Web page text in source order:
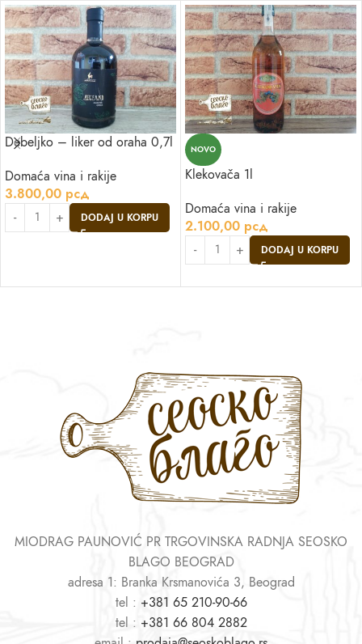
Debeljko – liker od oraha 0,7l
Domaća vina i rakije
3.800,00 рсд
DODAJ U KORPU
NOVO
Klekovača 1l
Domaća vina i rakije
2.100,00 рсд
DODAJ U KORPU
MIODRAG PAUNOVIĆ PR TRGOVINSKA RADNJA SEOSKO
BLAGO BEOGRAD
adresa 1: Branka Krsmanovića 3, Beograd
tel : +381 65 210-90-66
tel : +381 66 804 2882